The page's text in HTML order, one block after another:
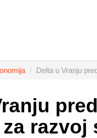
Delta u Vranju
razvoj